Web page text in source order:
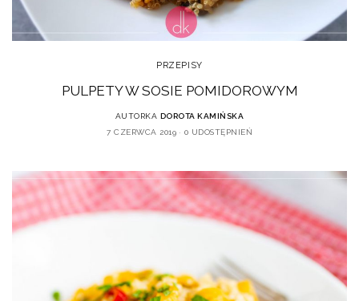
PRZEPISY
PULPETY W SOSIE POMIDOROWYM
AUTORKA DOROTA KAMIŃSKA
7 CZERWCA 2019
0 UDOSTĘPNIEŃ